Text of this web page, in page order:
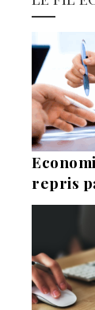
repris